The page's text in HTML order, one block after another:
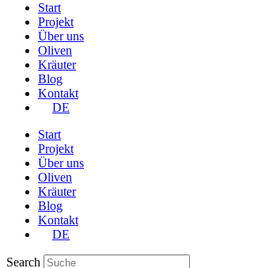
Start
Projekt
Über uns
Oliven
Kräuter
Blog
Kontakt
DE
Start
Projekt
Über uns
Oliven
Kräuter
Blog
Kontakt
DE
Search